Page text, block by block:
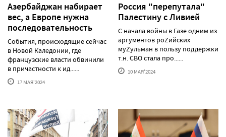
Азербайджан набирает
вес, а Европе нужна
последовательность
События, происходящие сейчас
в Новой Каледонии, где
французские власти обвинили
в причастности к ид......
17 МАЯ'2024
Россия "перепутала"
Палестину с Ливией
С начала войны в Газе одним из
аргументов роZийских
муZульман в пользу поддержки
т.н. СВО стала про......
10 МАЯ'2024